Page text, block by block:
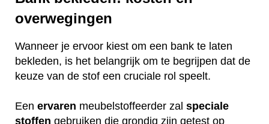
overwegingen
Wanneer je ervoor kiest om een bank te laten
bekleden, is het belangrijk om te begrijpen dat de
keuze van de stof een cruciale rol speelt.
Een ervaren meubelstoffeerder zal speciale
stoffen gebruiken die grondig zijn getest op